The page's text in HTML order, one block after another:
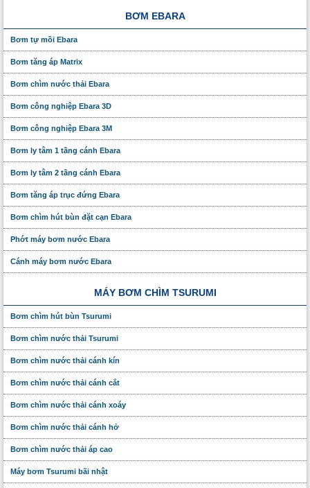
BƠM EBARA
Bơm tự mồi Ebara
Bơm tăng áp Matrix
Bơm chìm nước thải Ebara
Bơm công nghiệp Ebara 3D
Bơm công nghiệp Ebara 3M
Bơm ly tâm 1 tầng cánh Ebara
Bơm ly tâm 2 tầng cánh Ebara
Bơm tăng áp trục đứng Ebara
Bơm chìm hút bùn đặt cạn Ebara
Phớt máy bơm nước Ebara
Cánh máy bơm nước Ebara
MÁY BƠM CHÌM TSURUMI
Bơm chìm hút bùn Tsurumi
Bơm chìm nước thải Tsurumi
Bơm chìm nước thải cánh kín
Bơm chìm nước thải cánh cắt
Bơm chìm nước thải cánh xoáy
Bơm chìm nước thải cánh hở
Bơm chìm nước thải áp cao
Máy bơm Tsurumi bãi nhật